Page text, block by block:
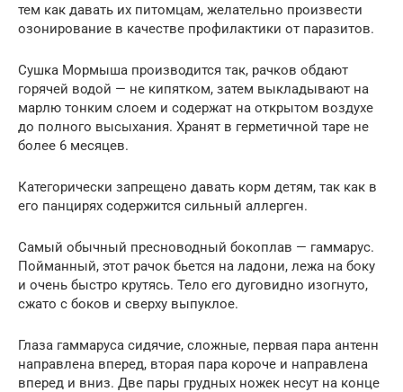
тем как давать их питомцам, желательно произвести
озонирование в качестве профилактики от паразитов.
Сушка Мормыша производится так, рачков обдают
горячей водой — не кипятком, затем выкладывают на
марлю тонким слоем и содержат на открытом воздухе
до полного высыхания. Хранят в герметичной таре не
более 6 месяцев.
Категорически запрещено давать корм детям, так как в
его панцирях содержится сильный аллерген.
Самый обычный пресноводный бокоплав — гаммарус.
Пойманный, этот рачок бьется на ладони, лежа на боку
и очень быстро крутясь. Тело его дуговидно изогнуто,
сжато с боков и сверху выпуклое.
Глаза гаммаруса сидячие, сложные, первая пара антенн
направлена вперед, вторая пара короче и направлена
вперед и вниз. Две пары грудных ножек несут на конце